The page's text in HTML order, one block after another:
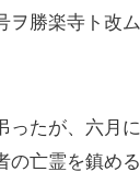
勝楽寺ト改
たが、六月
亡霊を鎮め